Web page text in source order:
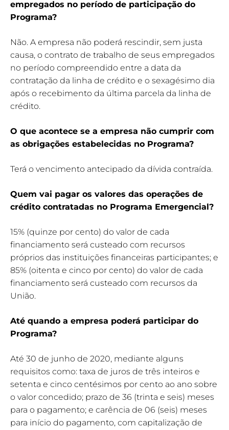
empregados no período de participação do
Programa?
Não. A empresa não poderá rescindir, sem justa
causa, o contrato de trabalho de seus empregados
no período compreendido entre a data da
contratação da linha de crédito e o sexagésimo dia
após o recebimento da última parcela da linha de
crédito.
O que acontece se a empresa não cumprir com
as obrigações estabelecidas no Programa?
Terá o vencimento antecipado da dívida contraída.
Quem vai pagar os valores das operações de
crédito contratadas no Programa Emergencial?
15% (quinze por cento) do valor de cada
financiamento será custeado com recursos
próprios das instituições financeiras participantes; e
85% (oitenta e cinco por cento) do valor de cada
financiamento será custeado com recursos da
União.
Até quando a empresa poderá participar do
Programa?
Até 30 de junho de 2020, mediante alguns
requisitos como: taxa de juros de três inteiros e
setenta e cinco centésimos por cento ao ano sobre
o valor concedido; prazo de 36 (trinta e seis) meses
para o pagamento; e carência de 06 (seis) meses
para início do pagamento, com capitalização de